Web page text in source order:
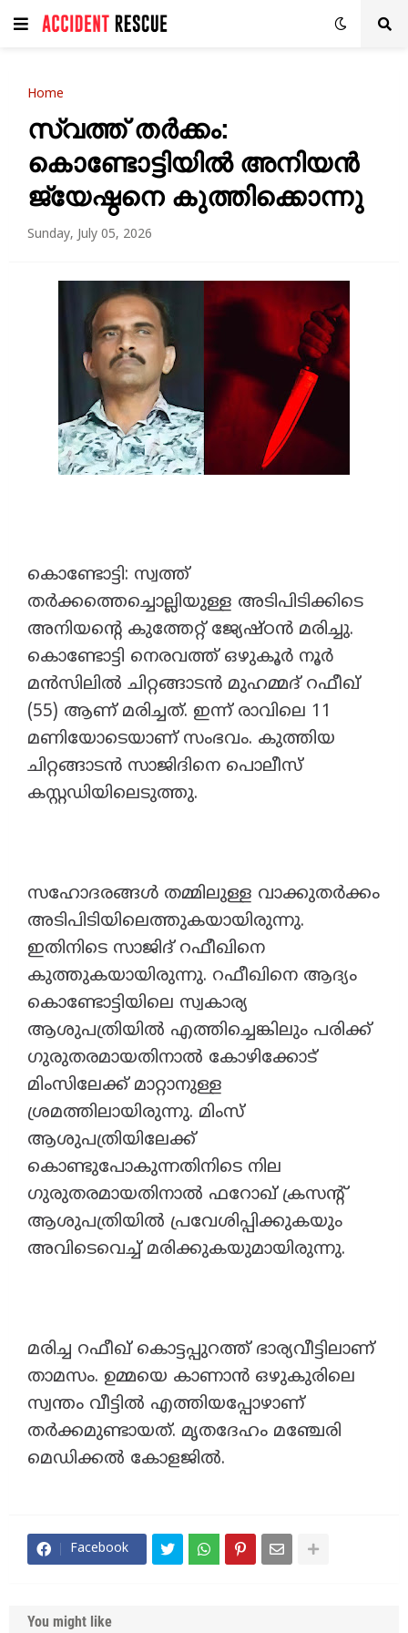
Home
സ്വത്ത് തർക്കം:
കൊണ്ടോട്ടിയിൽ അനിയൻ
ജ്യേഷ്ഠനെ കുത്തിക്കൊന്നു
Sunday, July 05, 2026
കൊണ്ടോട്ടി: സ്വത്ത്
തർക്കത്തെച്ചൊല്ലിയുള്ള അടിപിടിക്കിടെ
അനിയന്റെ കുത്തേറ്റ് ജ്യേഷ്ഠൻ മരിച്ചു.
കൊണ്ടോട്ടി നെരവത്ത് ഒഴുകൂർ നൂർ
മൻസിലിൽ ചിറ്റങ്ങാടൻ മുഹമ്മദ് റഫീഖ്
(55) ആണ് മരിച്ചത്. ഇന്ന് രാവിലെ 11
മണിയോടെയാണ് സംഭവം. കുത്തിയ
ചിറ്റങ്ങാടൻ സാജിദിനെ പൊലീസ്
കസ്റ്റഡിയിലെടുത്തു.
സഹോദരങ്ങൾ തമ്മിലുള്ള വാക്കുതർക്കം
അടിപിടിയിലെത്തുകയായിരുന്നു.
ഇതിനിടെ സാജിദ് റഫീഖിനെ
കുത്തുകയായിരുന്നു. റഫീഖിനെ ആദ്യം
കൊണ്ടോട്ടിയിലെ സ്വകാര്യ
ആശുപത്രിയിൽ എത്തിച്ചെങ്കിലും പരിക്ക്
ഗുരുതരമായതിനാൽ കോഴിക്കോട്
മിംസിലേക്ക് മാറ്റാനുള്ള
ശ്രമത്തിലായിരുന്നു. മിംസ്
ആശുപത്രിയിലേക്ക്
കൊണ്ടുപോകുന്നതിനിടെ നില
ഗുരുതരമായതിനാൽ ഫറോഖ് ക്രസന്റ്
ആശുപത്രിയിൽ പ്രവേശിപ്പിക്കുകയും
അവിടെവെച്ച് മരിക്കുകയുമായിരുന്നു.
മരിച്ച റഫീഖ് കൊട്ടപ്പുറത്ത് ഭാര്യവീട്ടിലാണ്
താമസം. ഉമ്മയെ കാണാൻ ഒഴുകുരിലെ
സ്വന്തം വീട്ടിൽ എത്തിയപ്പോഴാണ്
തർക്കമുണ്ടായത്. മൃതദേഹം മഞ്ചേരി
മെഡിക്കൽ കോളജിൽ.
Facebook
You might like